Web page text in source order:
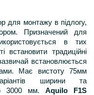
для монтажу в підлогу,
Призначений для
в тих
встановити традиційні
встановлюється
Має вистоту 75мм
ширини та
3000 мм. Aquilo F1S